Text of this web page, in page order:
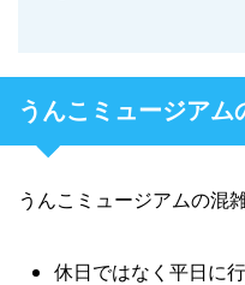
うんこミュージア
うんこミュージアムの混
休日ではなく平日に行